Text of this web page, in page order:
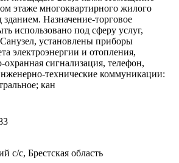
этаже многоквартирного жилого
Назначение-торговое
использовано под сферу услуг,
установлены приборы
электроэнергии и отопления,
сигнализация, телефон,
технические коммуникации:
кан
с/с, Брестская область